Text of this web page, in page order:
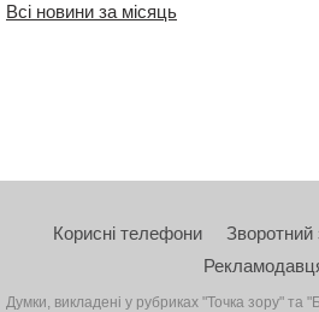
Всі новини за місяць
Корисні телефони Зворотний
Думки, викладені у рубриках "Точка зору" та